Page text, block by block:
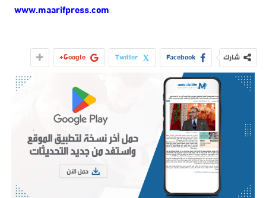
www.maarifpress.com
شارك Facebook
Twitter
Google+